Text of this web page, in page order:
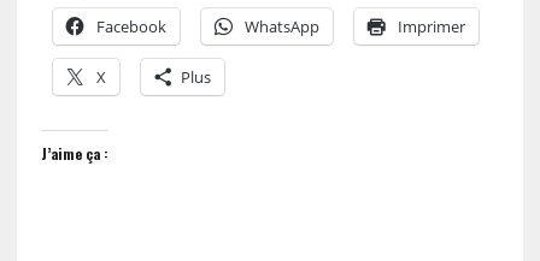
Facebook WhatsApp Imprimer
X Plus
J’aime ça :